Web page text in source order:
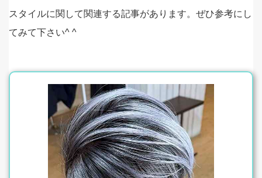
スタイルに関して関連する記事があります。ぜひ参考にし
てみて下さい^ ^